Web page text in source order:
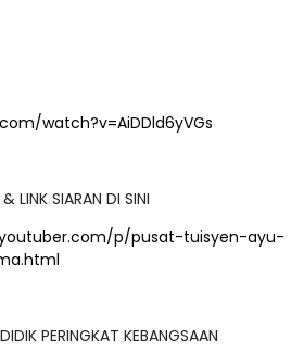
watch?v=AiDDld6yVGs
LINK SIARAN DI SINI
p/pusat-tuisyen-ayu-
PERINGKAT KEBANGSAAN